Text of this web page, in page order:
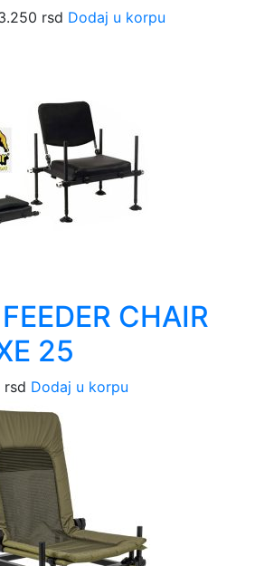
rsd Dodaj u korpu
CHAIR
25
rsd Dodaj u korpu